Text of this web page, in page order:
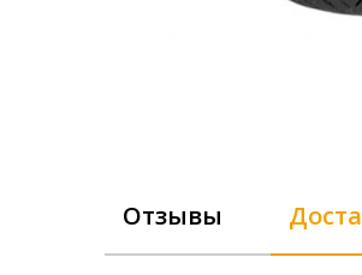
Отзывы